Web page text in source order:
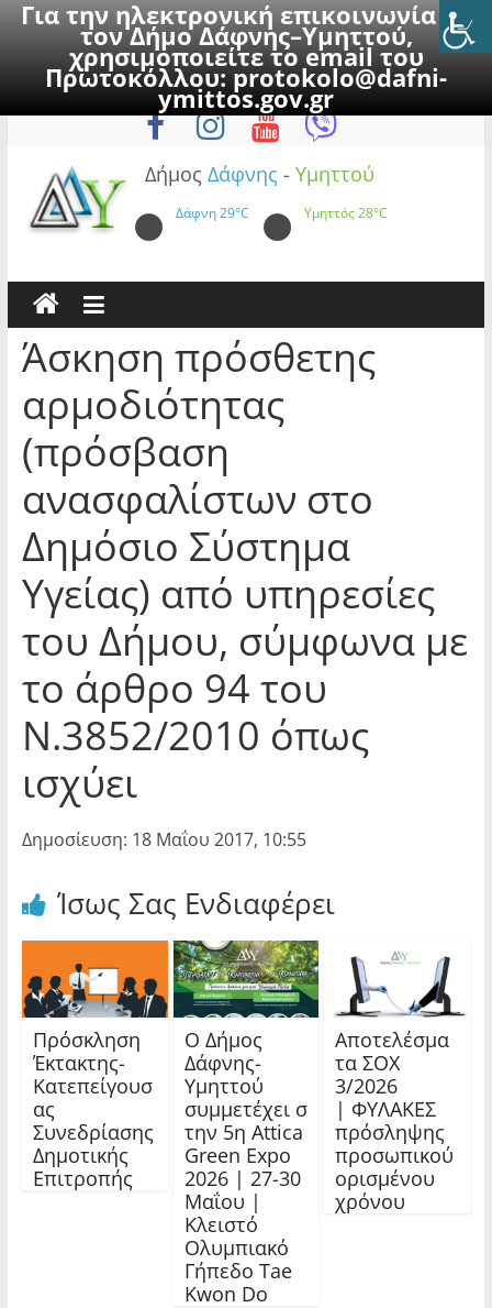
Για την ηλεκτρονική επικοινωνία με
τον Δήμο Δάφνης–Υμηττού,
χρησιμοποιείτε το email του
Πρωτοκόλλου:protokolo@dafni-
ymittos.gov.gr
to
Δευτέρα, 10 Αυγούστου 2026
Δήμος Δάφνης - Υμηττού
Δάφνη29°C Υμηττός28°C
Άσκηση πρόσθετης
αρμοδιότητας
(πρόσβαση
ανασφαλίστων στο
Δημόσιο Σύστημα
Υγείας) από υπηρεσίες
του Δήμου, σύμφωνα με
το άρθρο 94 του
Ν.3852/2010 όπως
ισχύει
Δημοσίευση: 18 Μαΐου 2017, 10:55
Ίσως Σας Ενδιαφέρει
Πρόσκληση
Έκτακτης-
Κατεπείγουσ
ας
Συνεδρίασης
Δημοτικής
Επιτροπής
Ο Δήμος
Δάφνης-
Υμηττού
συμμετέχει σ
την 5η Attica
Green Expo
2026 | 27-30
Μαΐου |
Κλειστό
Ολυμπιακό
Γήπεδο Tae
Kwon Do
Αποτελέσμα
τα ΣΟΧ
3/2026
| ΦΥΛΑΚΕΣ
πρόσληψης
προσωπικού
ορισμένου
χρόνου